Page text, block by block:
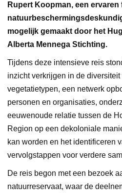
Rupert Koopman, een ervaren
mogelijk gemaakt door het
Alberta Mennega Stichting.
Tijdens deze intensieve reis
inzicht verkrijgen in de
vegetatietypen, een netwerk
personen en organisaties,
eeuwenoude relatie tussen de
Region op een dekoloniale
kan worden en het identificeren
vervolgstappen voor verdere
De reis begon met een bezoek
natuurreservaat, waar de